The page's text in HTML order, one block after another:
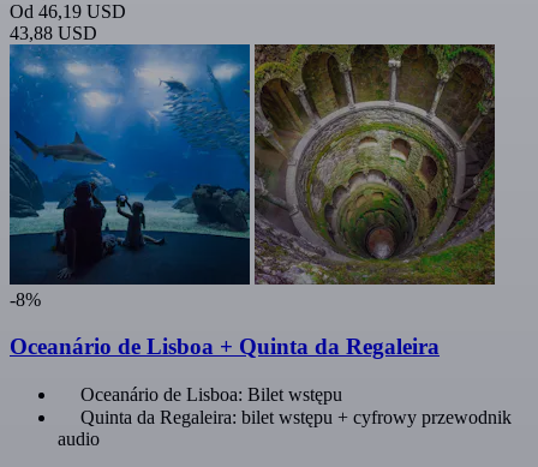
Od 46,19 USD
43,88 USD
-8%
Oceanário de Lisboa + Quinta da Regaleira
Oceanário de Lisboa: Bilet wstępu
Quinta da Regaleira: bilet wstępu + cyfrowy przewodnik
audio